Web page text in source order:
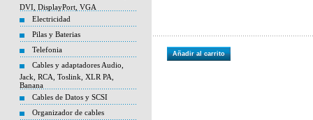
DVI, DisplayPort, VGA
Electricidad
Pilas y Baterias
Telefonia
Cables y adaptadores Audio,
Jack, RCA, Toslink, XLR PA,
Banana
Cables de Datos y SCSI
Organizador de cables
Añadir al carrito